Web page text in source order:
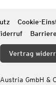
Cookie-
Vertrag
GmbH &